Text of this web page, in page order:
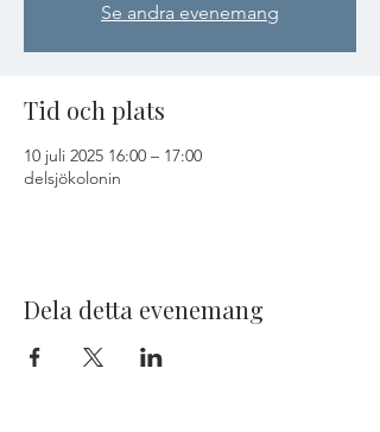
Se andra evenemang
Tid och plats
10 juli 2025 16:00 – 17:00
delsjökolonin
Dela detta evenemang